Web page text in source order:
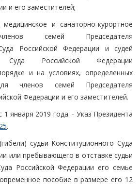
и его заместителей;
и санаторно-курортное
семей Председателя
Российской Федерации и судей
Суда Российской Федерации
и на условиях, определенных
членов семей Председателя
Федерации и его заместителей.
1 января 2019 года. - Указ Президента
.
судьи Конституционного Суда
или пребывающего в отставке судьи
Российской Федерации его семье
пособие в размере его 12